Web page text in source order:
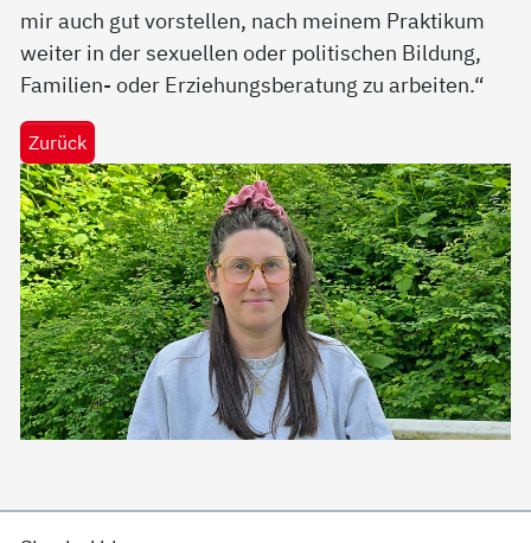
mir auch gut vorstellen, nach meinem Praktikum
weiter in der sexuellen oder politischen Bildung,
Familien- oder Erziehungsberatung zu arbeiten.“
Zurück